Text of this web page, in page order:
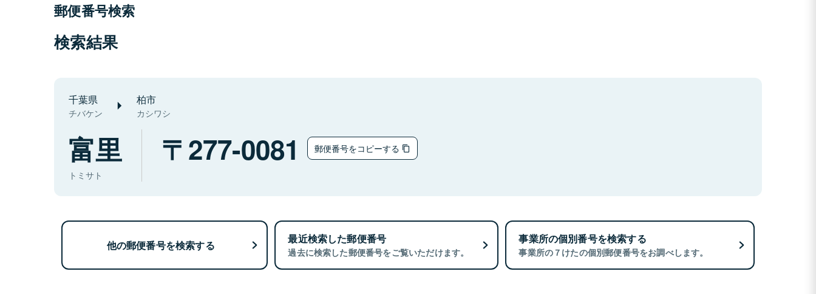
郵便番号検索
検索結果
千葉県
チバケン
柏市
カシワシ
富里
トミサト
277-0081 郵便番号をコピーする
他の郵便番号を検索する 最近検索した郵便番号
過去に検索した郵便番号をご覧いただけます。
事業所の個別番号を検索する
事業所の７けたの個別郵便番号をお調べします。